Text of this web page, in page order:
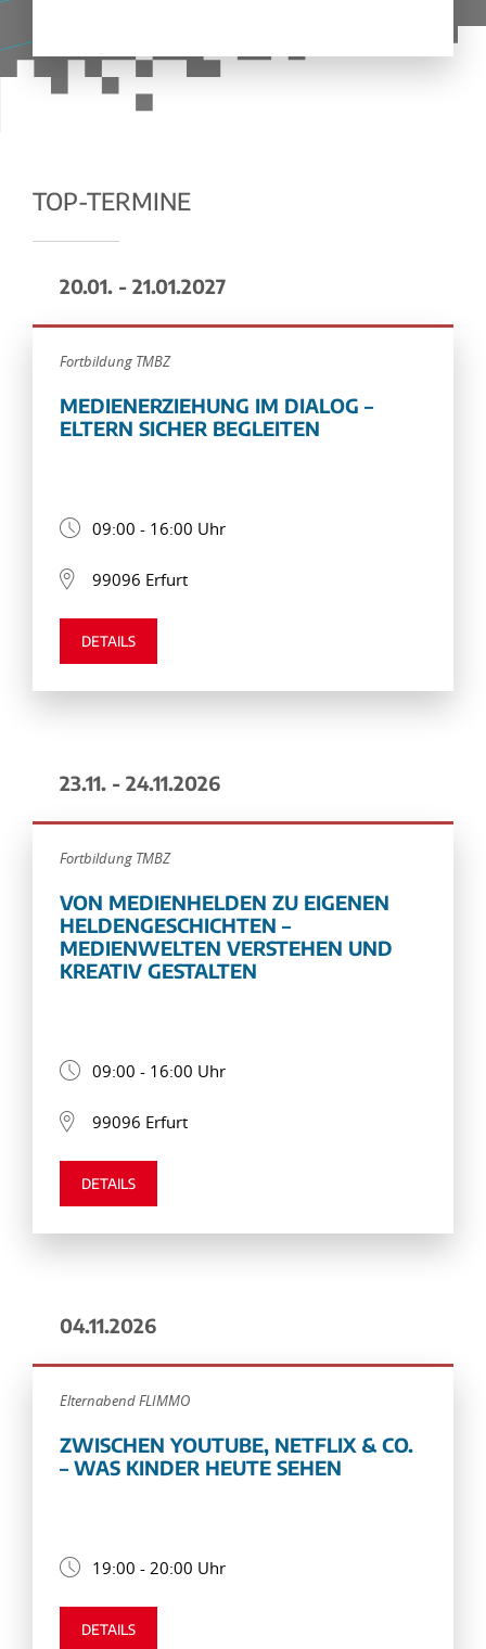
TOP-TERMINE
20.01. - 21.01.2027
Fortbildung TMBZ
MEDIENERZIEHUNG IM DIALOG –
ELTERN SICHER BEGLEITEN
09:00 - 16:00 Uhr
99096 Erfurt
DETAILS
23.11. - 24.11.2026
Fortbildung TMBZ
VON MEDIENHELDEN ZU EIGENEN
HELDENGESCHICHTEN –
MEDIENWELTEN VERSTEHEN UND
KREATIV GESTALTEN
09:00 - 16:00 Uhr
99096 Erfurt
DETAILS
04.11.2026
Elternabend FLIMMO
ZWISCHEN YOUTUBE, NETFLIX & CO.
– WAS KINDER HEUTE SEHEN
19:00 - 20:00 Uhr
DETAILS